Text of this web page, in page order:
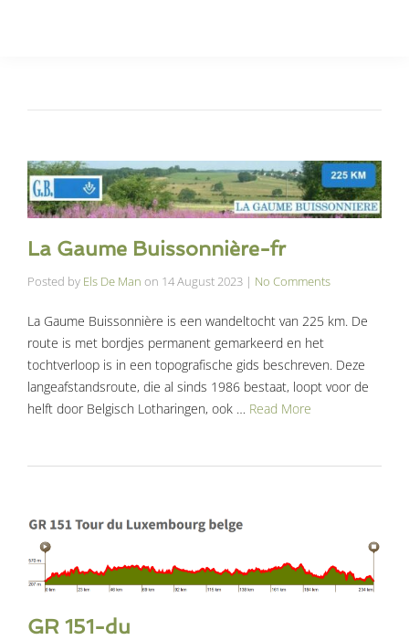
La Gaume Buissonnière-fr
Posted by Els De Man on 14 August 2023 | No Comments
La Gaume Buissonnière is een wandeltocht van 225 km. De
route is met bordjes permanent gemarkeerd en het
tochtverloop is in een topografische gids beschreven. Deze
langeafstandsroute, die al sinds 1986 bestaat, loopt voor de
helft door Belgisch Lotharingen, ook … Read More
GR 151-du